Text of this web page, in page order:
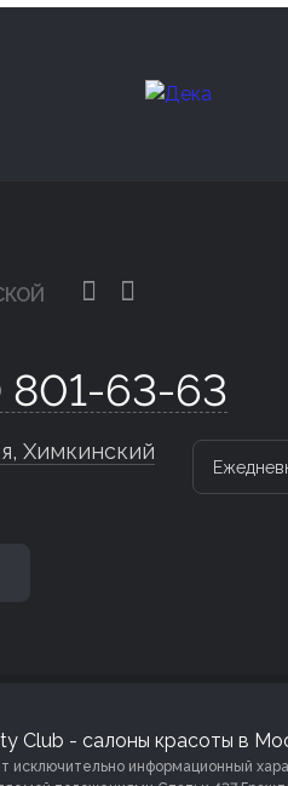
801-63-63
Химкинский
Club - салоны красоты в
информационный